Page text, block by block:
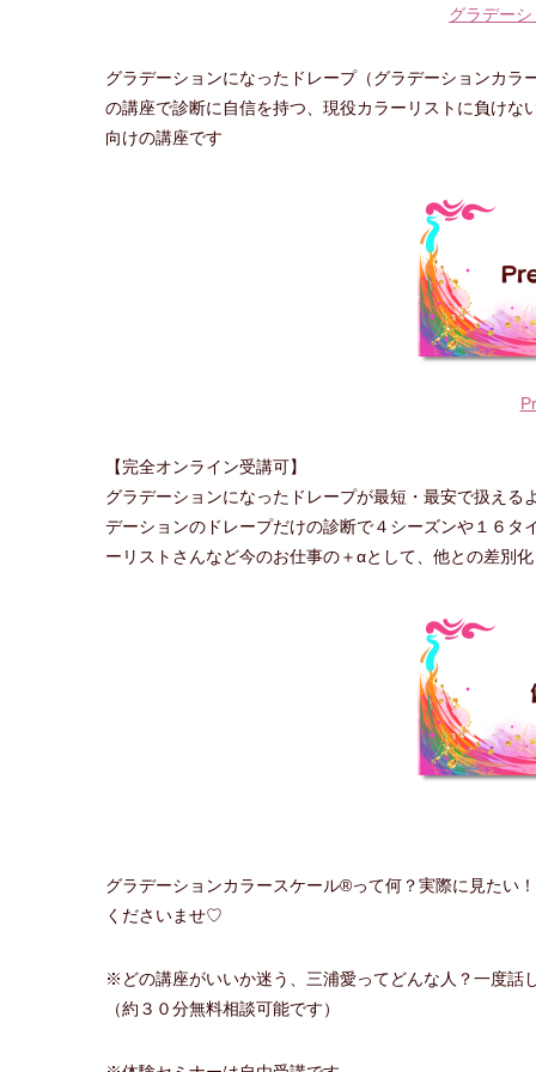
グラデー
グラデーションになったドレープ（グラデーションカ
の講座で診断に自信を持つ、現役カラーリストに負け
向けの講座です
【完全オンライン受講可】
グラデーションになったドレープが最短・最安で扱え
デーションのドレープだけの診断で４シーズンや１６
ーリストさんなど今のお仕事の＋αとして、他との差別
グラデーションカラースケール®って何？実際に見たい
くださいませ♡
※どの講座がいいか迷う、三浦愛ってどんな人？一度話
（約３０分無料相談可能です）